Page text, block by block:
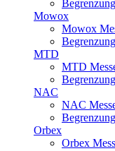
Mowox
Mowox
MTD
MTD
NAC
NAC
Orbex
Orbex